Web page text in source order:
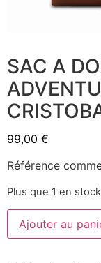
SAC A
99,00 €
Référence
Plus que 1 en stock
Ajouter au